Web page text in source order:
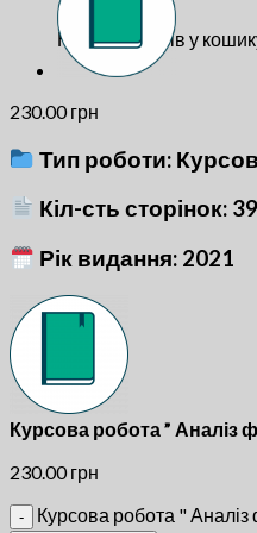
Немає товарів у
230.00грн
Тип роботи:
Кіл-сть сторінок: 39
Рік видання: 2021
Курсова робота ” Аналіз
230.00грн
Курсова робота " Аналіз